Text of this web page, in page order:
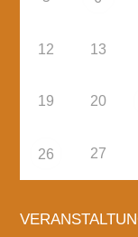
12 13
19 20
26 27